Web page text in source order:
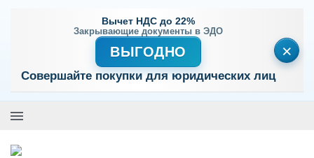
Вычет НДС до 22%
Закрывающие документы в ЭДО
ВЫГОДНО
Совершайте покупки для юридических лиц
×